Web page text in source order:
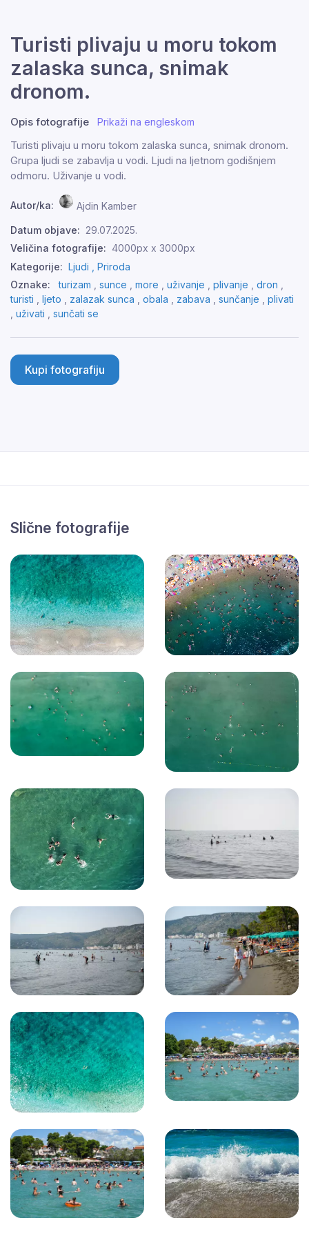
Turisti plivaju u moru tokom
zalaska sunca, snimak
dronom.
Opis fotografije Prikaži na engleskom
Turisti plivaju u moru tokom zalaska sunca, snimak dronom.
Grupa ljudi se zabavlja u vodi. Ljudi na ljetnom godišnjem
odmoru. Uživanje u vodi.
Autor/ka: Ajdin Kamber
Datum objave: 29.07.2025.
Veličina fotografije: 4000px x 3000px
Kategorije: Ljudi , Priroda
Oznake:
turizam sunce more uživanje plivanje dron
turisti
ljeto zalazak sunca obala zabava sunčanje
plivati
uživati sunčati se
Kupi fotografiju
Slične fotografije